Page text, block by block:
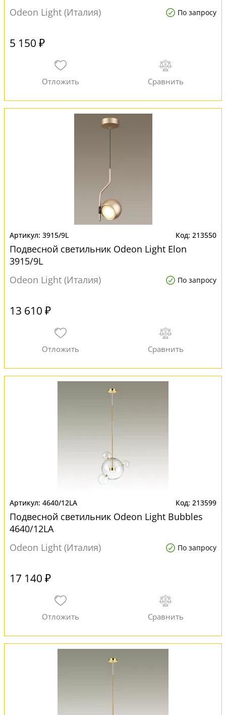
Odeon Light (Италия)
По запросу
5 150 ₽
3915/9L 213550
Подвесной светильник Odeon Light Elon
3915/9L
Odeon Light (Италия)
По запросу
13 610 ₽
4640/12LA 213599
Подвесной светильник Odeon Light Bubbles
4640/12LA
Odeon Light (Италия)
По запросу
17 140 ₽